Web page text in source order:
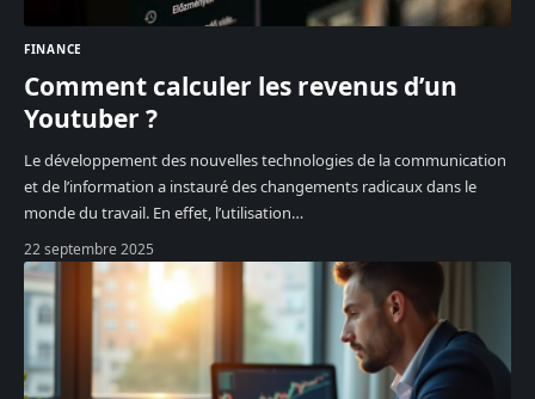
FINANCE
Comment calculer les revenus d’un
Youtuber ?
Le développement des nouvelles technologies de la communication
et de l’information a instauré des changements radicaux dans le
monde du travail. En effet, l’utilisation…
22 septembre 2025